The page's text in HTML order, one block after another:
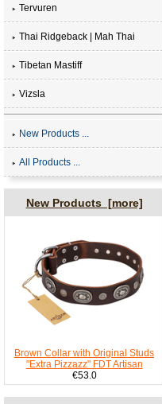
Tervuren
Thai Ridgeback | Mah Thai
Tibetan Mastiff
Vizsla
New Products ...
All Products ...
New Products [more]
Brown Collar with Original Studs
"Extra Pizzazz" FDT Artisan
€53.0